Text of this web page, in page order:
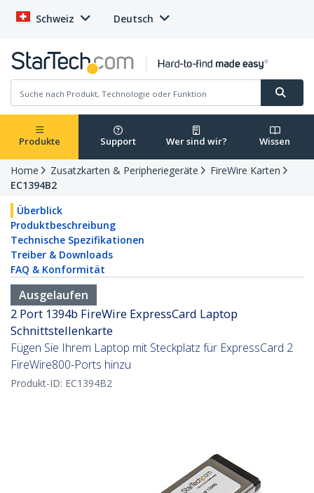
Schweiz Deutsch
Produkte Support Wer sind wir? Wissen
Home Zusatzkarten & Peripheriegeräte
FireWire Karten
EC1394B2
Überblick
Produktbeschreibung
Technische Spezifikationen
Treiber & Downloads
FAQ & Konformität
Ausgelaufen
2 Port 1394b FireWire ExpressCard Laptop
Schnittstellenkarte
Fügen Sie Ihrem Laptop mit Steckplatz für ExpressCard 2
FireWire800-Ports hinzu
Produkt-ID: EC1394B2